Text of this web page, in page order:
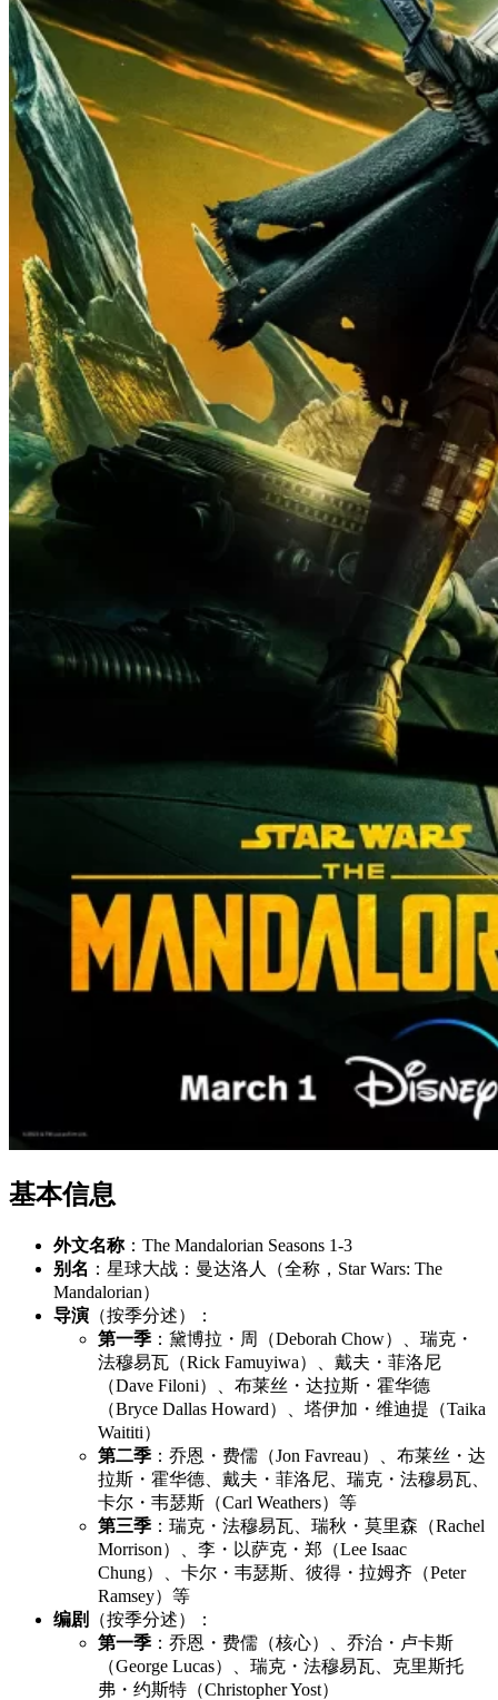
基本信息
外文名称：The Mandalorian Seasons 1-3
别名 ：星球大战：曼达洛人（全称，Star Wars: The
Mandalorian）
导演 （按季分述）：
第一季 ：黛博拉・周（Deborah Chow）、瑞克・
法穆易瓦（Rick Famuyiwa）、戴夫・菲洛尼
（Dave Filoni）、布莱丝・达拉斯・霍华德
（Bryce Dallas Howard）、塔伊加・维迪提（Taika
Waititi）
第二季 ：乔恩・费儒（Jon Favreau）、布莱丝・达
拉斯・霍华德、戴夫・菲洛尼、瑞克・法穆易瓦、
卡尔・韦瑟斯（Carl Weathers）等
第三季 ：瑞克・法穆易瓦、瑞秋・莫里森（Rachel
Morrison）、李・以萨克・郑（Lee Isaac
Chung）、卡尔・韦瑟斯、彼得・拉姆齐（Peter
Ramsey）等
编剧
（按季分述）：
第一季 ：乔恩・费儒（核心）、乔治・卢卡斯
（George Lucas）、瑞克・法穆易瓦、克里斯托
弗・约斯特（Christopher Yost）